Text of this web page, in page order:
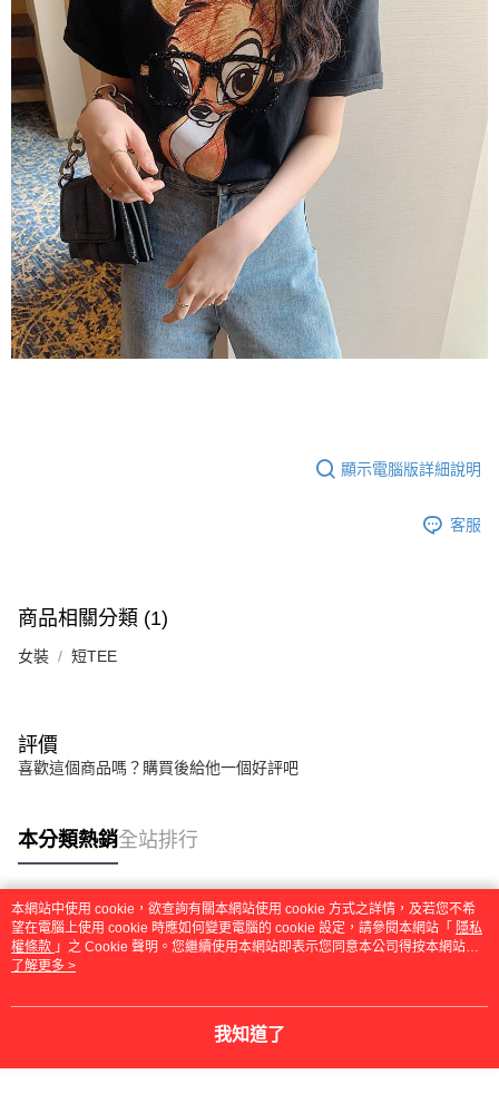
顯示電腦版詳細說明
客服
商品相關分類 (1)
女裝 短TEE
評價
喜歡這個商品嗎？購買後給他一個好評吧
本分類熱銷全站排行
熱門標籤
本網站中使用 cookie，欲查詢有關本網站使用 cookie 方式之詳情，及若您不希
望在電腦上使用 cookie 時應如何變更電腦的 cookie 設定，請參閱本網站「 隱私
權條款 」之 Cookie 聲明。您繼續使用本網站即表示您同意本公司得按本網站使
用條款之 Cookie 聲明使用 cookie。
了解更多 >
我知道了